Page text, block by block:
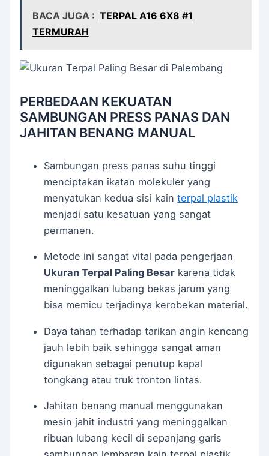
BACA JUGA : TERPAL A16 6X8 #1
TERMURAH
PERBEDAAN KEKUATAN
SAMBUNGAN PRESS PANAS DAN
JAHITAN BENANG MANUAL
Sambungan press panas suhu tinggi
menciptakan ikatan molekuler yang
menyatukan kedua sisi kainterpal plastik
menjadi satu kesatuan yang sangat
permanen.
Metode ini sangat vital pada pengerjaan
Ukuran Terpal Paling Besar karena tidak
meninggalkan lubang bekas jarum yang
bisa memicu terjadinya kerobekan material.
Daya tahan terhadap tarikan angin kencang
jauh lebih baik sehingga sangat aman
digunakan sebagai penutup kapal
tongkang atau truk tronton lintas.
Jahitan benang manual menggunakan
mesin jahit industri yang meninggalkan
ribuan lubang kecil di sepanjang garis